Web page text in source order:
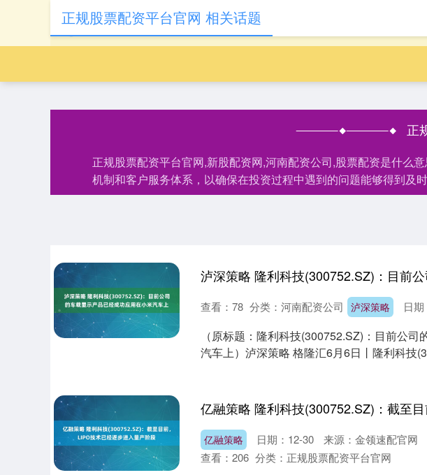
正
正规股票配资平台官网,新股配资网,河南配资公司,股票配资是什么
机制和客户服务体系，以确保在投资过程中遇到的问题能够得到及时
正规股票配资平台官网 相关话题
泸深策略 日
查看： 78 分类： 河南配资公司
（原标题：隆利科技(300752.SZ)：目前公
汽车上）泸深策略 格隆汇6月6日丨隆利科技
亿融策略 日期：12-30
来源：金领速配官网
查看： 206 分类： 正规股票配资平台官网